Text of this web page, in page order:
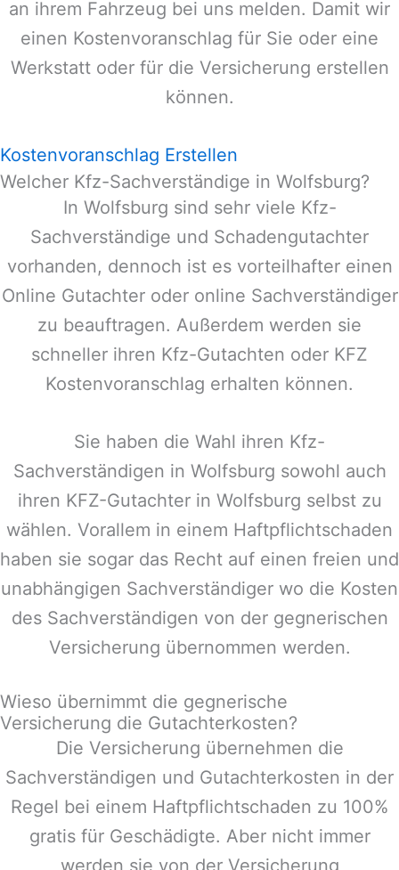
an ihrem Fahrzeug bei uns melden. Damit wir
einen Kostenvoranschlag für Sie oder eine
Werkstatt oder für die Versicherung erstellen
können.
Kostenvoranschlag Erstellen
Welcher Kfz-Sachverständige in Wolfsburg?
In Wolfsburg sind sehr viele Kfz-
Sachverständige und Schadengutachter
vorhanden, dennoch ist es vorteilhafter einen
Online Gutachter oder online Sachverständiger
zu beauftragen. Außerdem werden sie
schneller ihren Kfz-Gutachten oder KFZ
Kostenvoranschlag erhalten können.
Sie haben die Wahl ihren Kfz-
Sachverständigen in Wolfsburg sowohl auch
ihren KFZ-Gutachter in Wolfsburg selbst zu
wählen. Vorallem in einem Haftpflichtschaden
haben sie sogar das Recht auf einen freien und
unabhängigen Sachverständiger wo die Kosten
des Sachverständigen von der gegnerischen
Versicherung übernommen werden.
Wieso übernimmt die gegnerische
Versicherung die Gutachterkosten?
Die Versicherung übernehmen die
Sachverständigen und Gutachterkosten in der
Regel bei einem Haftpflichtschaden zu 100%
gratis für Geschädigte. Aber nicht immer
werden sie von der Versicherung